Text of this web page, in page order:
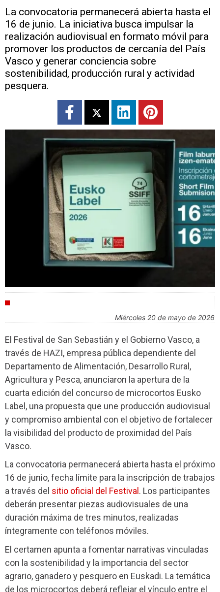
La convocatoria permanecerá abierta hasta el
16 de junio. La iniciativa busca impulsar la
realización audiovisual en formato móvil para
promover los productos de cercanía del País
Vasco y generar conciencia sobre
sostenibilidad, producción rural y actividad
pesquera.
miércoles 20 de mayo de 2026
El Festival de San Sebastián y el Gobierno Vasco, a
través de HAZI, empresa pública dependiente del
Departamento de Alimentación, Desarrollo Rural,
Agricultura y Pesca, anunciaron la apertura de la
cuarta edición del concurso de microcortos Eusko
Label, una propuesta que une producción audiovisual
y compromiso ambiental con el objetivo de fortalecer
la visibilidad del producto de proximidad del País
Vasco.
La convocatoria permanecerá abierta hasta el próximo
16 de junio, fecha límite para la inscripción de trabajos
a través del sitio oficial del Festival . Los participantes
deberán presentar piezas audiovisuales de una
duración máxima de tres minutos, realizadas
íntegramente con teléfonos móviles.
El certamen apunta a fomentar narrativas vinculadas
con la sostenibilidad y la importancia del sector
agrario, ganadero y pesquero en Euskadi. La temática
de los microcortos deberá reflejar el vínculo entre el